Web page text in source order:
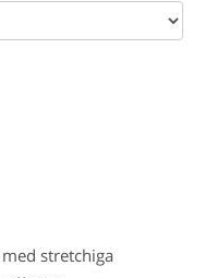
stretchiga